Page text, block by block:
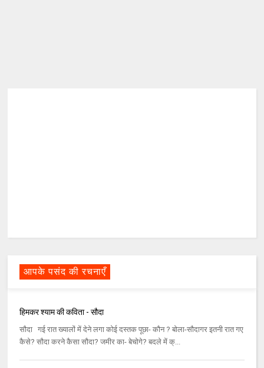
आपके पसंद की रचनाएँ
हिमकर श्याम की कविता - सौदा
सौदा गई रात ख्यालों में देने लगा कोई दस्तक पूछा- कौन ? बोला-सौदागर इतनी रात गए
कैसे? सौदा करने कैसा सौदा? जमीर का- बेचोगे? बदले में क्...